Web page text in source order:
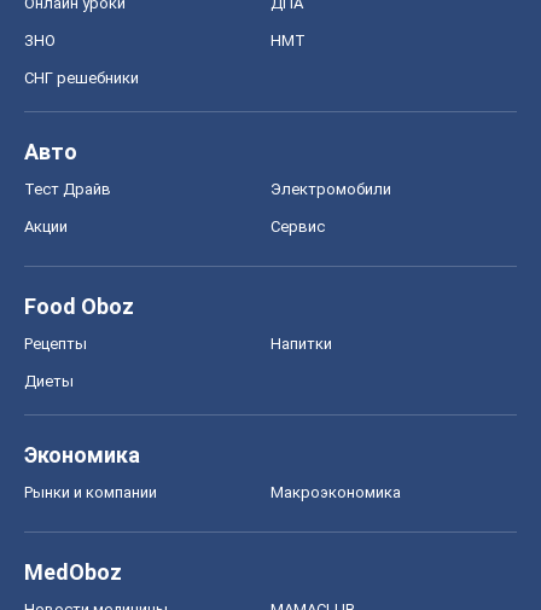
ЗНО НМТ
СНГ решебники
Авто
Тест Драйв Электромобили
Акции Сервис
Food Oboz
Рецепты Напитки
Диеты
Экономика
Рынки и компании Mакроэкономика
MedOboz